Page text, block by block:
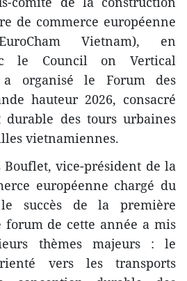
de commerce européenne
Vietnam), en
le Council on Vertical
a organisé le Forum des
hauteur 2026, consacré
durable des tours urbaines
vietnamiennes.
Bouflet, vice-président de la
européenne chargé du
succès de la première
forum de cette année a mis
thèmes majeurs : le
vers les transports